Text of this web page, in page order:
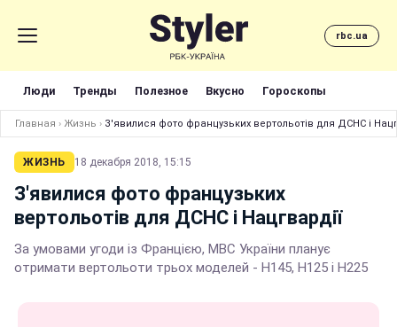
rbc.ua
Люди Тренды Полезное Вкусно Гороскопы
Главная › Жизнь › З'явилися фото французьких вертольотів для ДСНС і
ЖИЗНЬ 18 декабря 2018, 15:15
З'явилися фото французьких
вертольотів для ДСНС і Нацгвардії
За умовами угоди із Францією, МВС України планує
отримати вертольоти трьох моделей - Н145, Н125 і Н225